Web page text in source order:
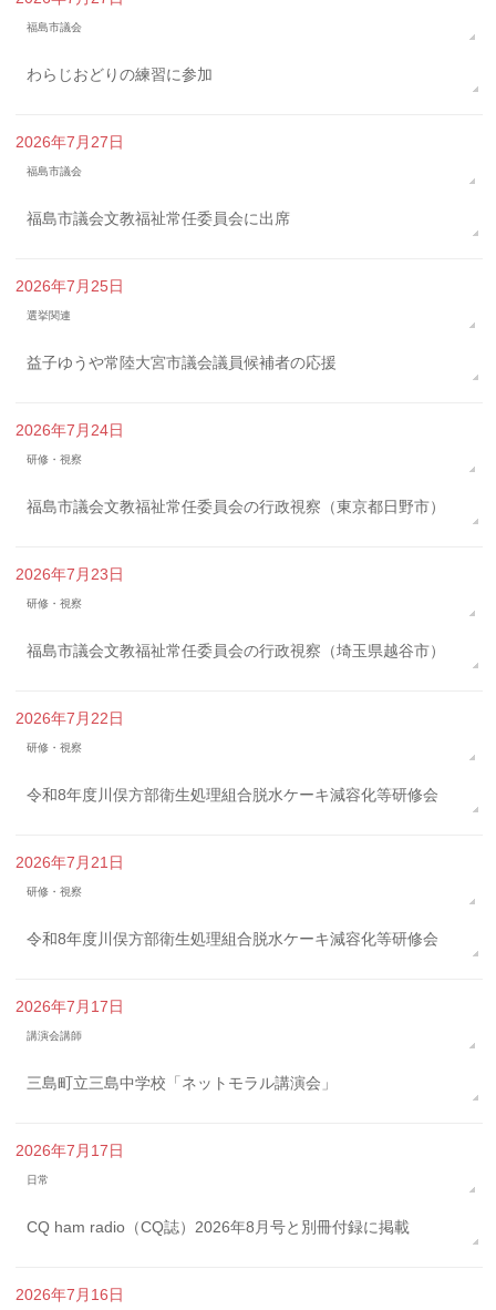
福島市議会
わらじおどりの練習に参加
2026年7月27日
福島市議会
福島市議会文教福祉常任委員会に出席
2026年7月25日
選挙関連
益子ゆうや常陸大宮市議会議員候補者の応援
2026年7月24日
研修・視察
福島市議会文教福祉常任委員会の行政視察（東京都日野市）
2026年7月23日
研修・視察
福島市議会文教福祉常任委員会の行政視察（埼玉県越谷市）
2026年7月22日
研修・視察
令和8年度川俣方部衛生処理組合脱水ケーキ減容化等研修会
2026年7月21日
研修・視察
令和8年度川俣方部衛生処理組合脱水ケーキ減容化等研修会
2026年7月17日
講演会講師
三島町立三島中学校「ネットモラル講演会」
2026年7月17日
日常
CQ ham radio（CQ誌）2026年8月号と別冊付録に掲載
2026年7月16日